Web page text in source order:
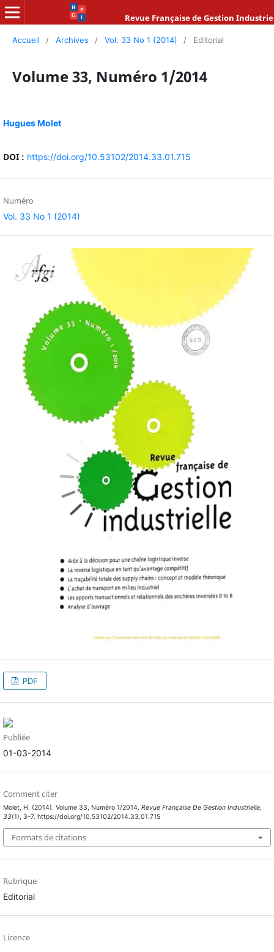
Revue Française de Gestion
Accueil / Archives / Vol. 33 No 1 (2014) / Editorial
Volume 33, Numéro 1/2014
Hugues Molet
DOI : https://doi.org/10.53102/2014.33.01.715
Numéro
Vol. 33 No 1 (2014)
PDF
Publiée
01-03-2014
Comment citer
Molet, H. (2014). Volume 33, Numéro 1/2014. Revue Française De Gestion Industrielle,
33(1), 3–7. https://doi.org/10.53102/2014.33.01.715
Formats de citations
Rubrique
Editorial
Licence